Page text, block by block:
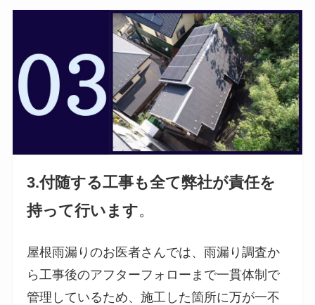
3.付随する工事も全て弊社が責任を
持って行います。
屋根雨漏りのお医者さんでは、雨漏り調査か
ら工事後のアフターフォローまで一貫体制で
管理しているため、施工した箇所に万が一不